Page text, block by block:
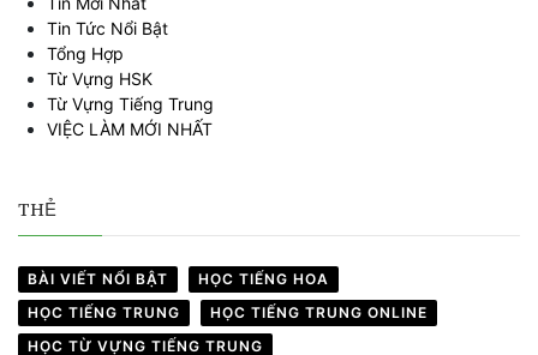
Tin Tức Nổi Bật
Tổng Hợp
Từ Vựng HSK
Từ Vựng Tiếng Trung
VIỆC LÀM MỚI NHẤT
THẺ
BÀI VIẾT NỔI BẬT
HỌC TIẾNG HOA
HỌC TIẾNG TRUNG
HỌC TIẾNG TRUNG ONLINE
HỌC TỪ VỰNG TIẾNG TRUNG